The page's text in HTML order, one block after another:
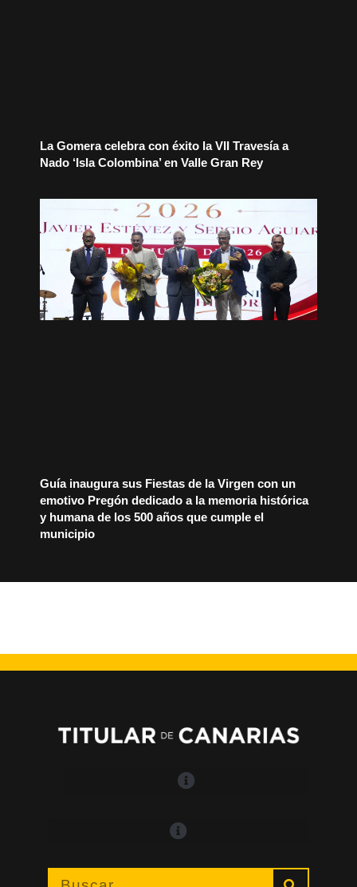
La Gomera celebra con éxito la VII Travesía a
Nado ‘Isla Colombina’ en Valle Gran Rey
Guía inaugura sus Fiestas de la Virgen con un
emotivo Pregón dedicado a la memoria histórica
y humana de los 500 años que cumple el
municipio